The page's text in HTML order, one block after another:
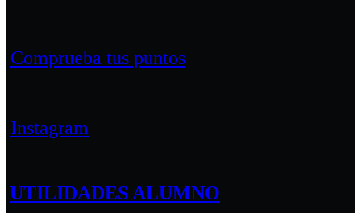
Comprueba tus puntos
Instagram
UTILIDADES ALUMNO